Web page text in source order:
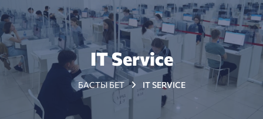
IT Service
БАСТЫ БЕТ IT SERVICE